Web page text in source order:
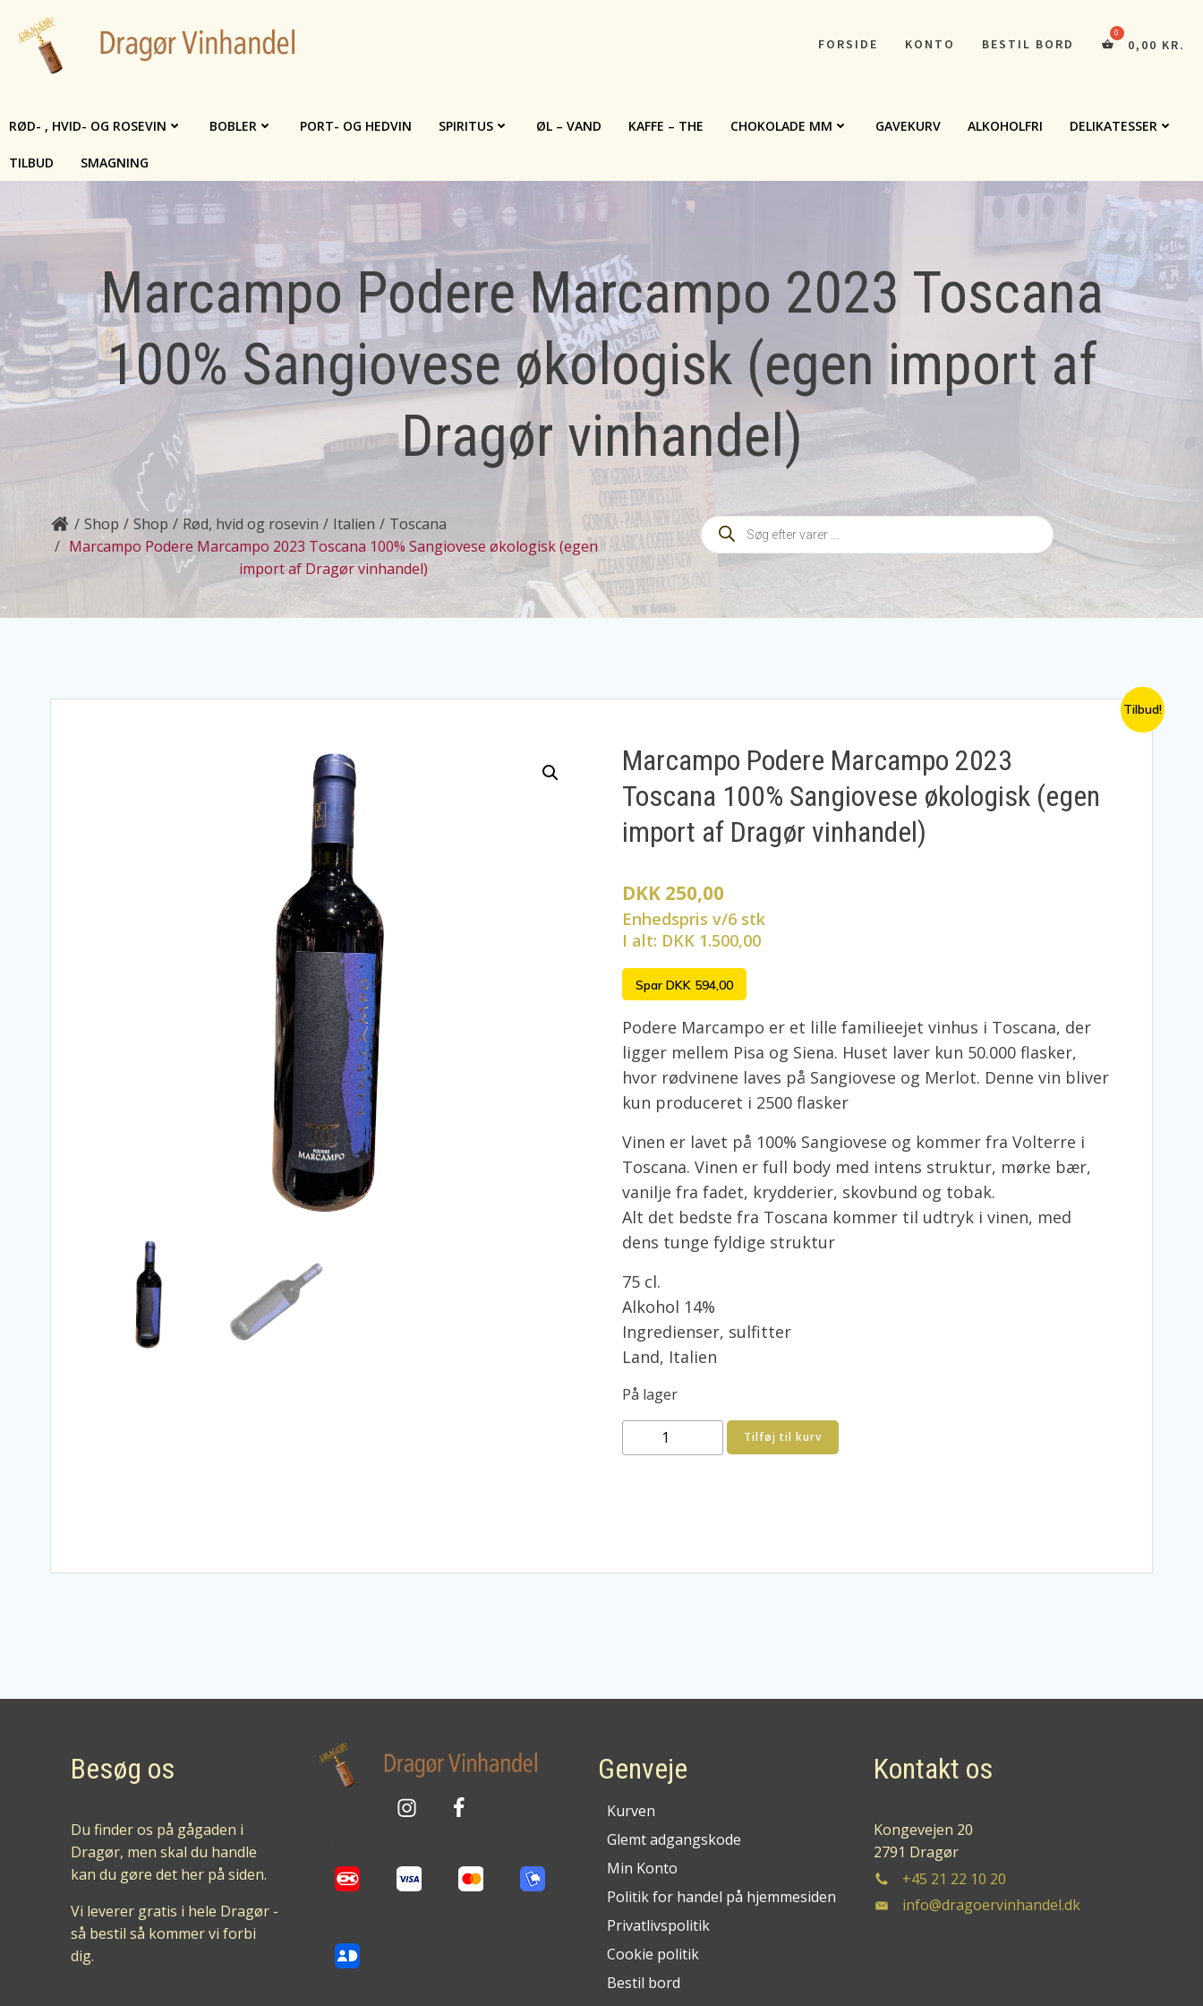
indhold
FORSIDE KONTO BESTIL BORD 0,00 KR.
RØD- , HVID- OG ROSEVIN BOBLER PORT- OG HEDVIN SPIRITUS ØL – VAND KAFFE – THE CHOKOLADE MM GAVEKURV ALKOHOLFRI DELIKATESSER
TILBUD SMAGNING
Marcampo Podere Marcampo 2023 Toscana
100% Sangiovese økologisk (egen import af
Dragør vinhandel)
Shop Shop Rød, hvid og rosevin Italien
Toscana
Marcampo Podere Marcampo 2023 Toscana 100% Sangiovese økologisk (egen
import af Dragør vinhandel)
Products
search
Tilbud!
Marcampo Podere Marcampo 2023
Toscana 100% Sangiovese økologisk (egen
import af Dragør vinhandel)
DKK 250,00
Enhedspris v/6 stk
I alt: DKK 1.500,00
Spar DKK 594,00
Podere Marcampo er et lille familieejet vinhus i Toscana, der
ligger mellem Pisa og Siena. Huset laver kun 50.000 flasker,
hvor rødvinene laves på Sangiovese og Merlot. Denne vin bliver
kun produceret i 2500 flasker
Vinen er lavet på 100% Sangiovese og kommer fra Volterre i
Toscana. Vinen er full body med intens struktur, mørke bær,
vanilje fra fadet, krydderier, skovbund og tobak.
Alt det bedste fra Toscana kommer til udtryk i vinen, med
dens tunge fyldige struktur
75 cl.
Alkohol 14%
Ingredienser, sulfitter
Land, Italien
På lager
Marcampo
Podere
vinhandel)
Tilføj til kurv
Besøg os
Du finder os på gågaden i
Dragør, men skal du handle
kan du gøre det her på siden.
Vi leverer gratis i hele Dragør -
så bestil så kommer vi forbi
dig.
Genveje
Kurven
Glemt adgangskode
Min Konto
Politik for handel på hjemmesiden
Privatlivspolitik
Cookie politik
Bestil bord
Kontakt os
Kongevejen 20
2791 Dragør
+45 21 22 10 20
info@dragoervinhandel.dk